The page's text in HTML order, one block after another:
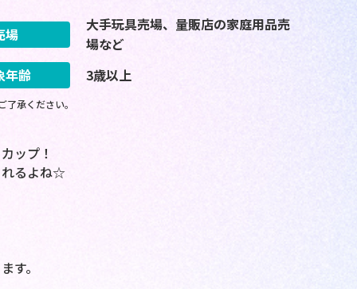
場
大手玩具売場、量販店の家庭用品売
場など
年齢
3歳以上
承ください。
ップ！
れるよね☆
す。